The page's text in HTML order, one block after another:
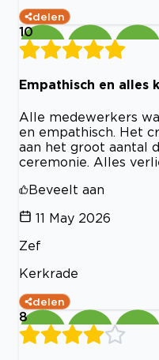
delen
10
Empathisch en alles
Alle medewerkers
en empathisch. Het
aan het groot aantal
ceremonie. Alles
Beveelt aan
11 May 2026
Zef
Kerkrade
delen
8